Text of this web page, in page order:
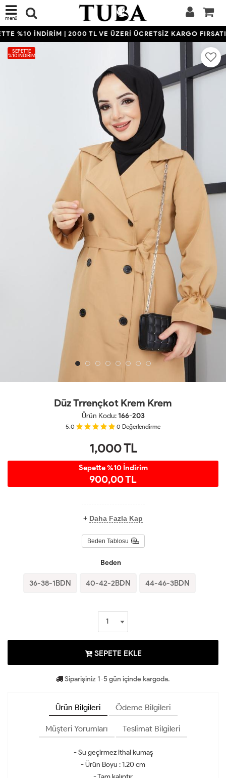
menü
%10 İNDİRİM | 2000 TL VE ÜZERİ ÜCRETSİZ KARGO
SEPETTE
%10 İNDIRIM
Düz Trrençkot Krem Krem
Ürün Kodu:166-203
5.0 0 Değerlendirme
1,000TL
Sepette %10 İndirim
900,00 TL
+ Daha Fazla Kap
Beden Tablosu
Beden
36-38-1BDN 40-42-2BDN 44-46-3BDN
SEPETE EKLE
Siparişiniz 1-5 gün içinde kargoda.
Ürün Bilgileri Ödeme Bilgileri
Müşteri Yorumları Teslimat Bilgileri
- Su geçirmez ithal kumaş
- Ürün Boyu : 1.20 cm